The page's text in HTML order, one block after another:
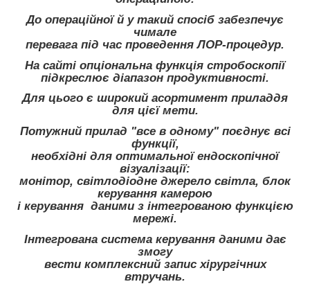
До операційної й у такий спосіб забезпечує
чимале
перевага під час проведення ЛОР-процедур.
На сайті опціональна функція стробоскопії
підкреслює діапазон продуктивності.
Для цього є широкий асортимент приладдя
для цієї мети.
Потужний прилад "все в одному" поєднує всі
функції,
необхідні для оптимальної ендоскопічної
візуалізації:
монітор, світлодіодне джерело світла, блок
керування камерою
і керування даними з інтегрованою функцією
мережі.
Інтегрована система керування даними дає
змогу
вести комплексний запис хірургічних
втручань.